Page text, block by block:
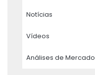
Notícias
Vídeos
Análises de Mercado